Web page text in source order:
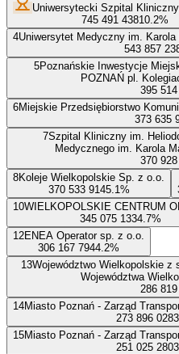
Uniwersytecki Szpital
745 491 43810.2%
4Uniwersytet Medyczny im.
543 857
5Poznańskie Inwestycje
POZNAŃ pl.
395
6Miejskie Przedsiębiorstwo
373 635
7Szpital Kliniczny im.
Medycznego im. Karola
370
8Koleje Wielkopolskie Sp. z o.o.
370 533 9145.1 %
10WIELKOPOLSKIE CENTRUM
345 075 1334.7%
12ENEA Operator sp. z o.o.
306 167 7944.2%
13Województwo Wielkopolskie z
Województwa
286 819
14Miasto Poznań - Zarząd
273 896 028
15Miasto Poznań - Zarząd
251 025 280